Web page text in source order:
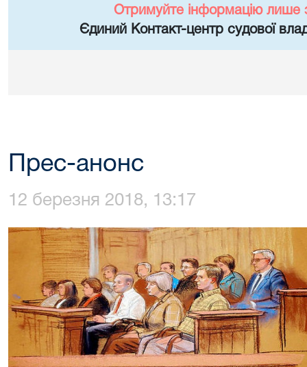
Отримуйте інформацію лише
Єдиний Контакт-центр судової
Прес-анонс
12 березня 2018, 13:17